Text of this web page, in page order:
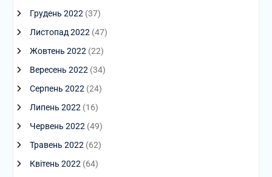
Грудень 2022 (37)
Листопад 2022 (47)
Жовтень 2022 (22)
Вересень 2022 (34)
Серпень 2022 (24)
Липень 2022 (16)
Червень 2022 (49)
Травень 2022 (62)
Квітень 2022 (64)